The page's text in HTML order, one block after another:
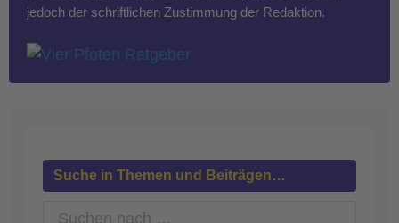
jedoch der schriftlichen Zustimmung der Redaktion.
Suche in Themen und Beiträgen…